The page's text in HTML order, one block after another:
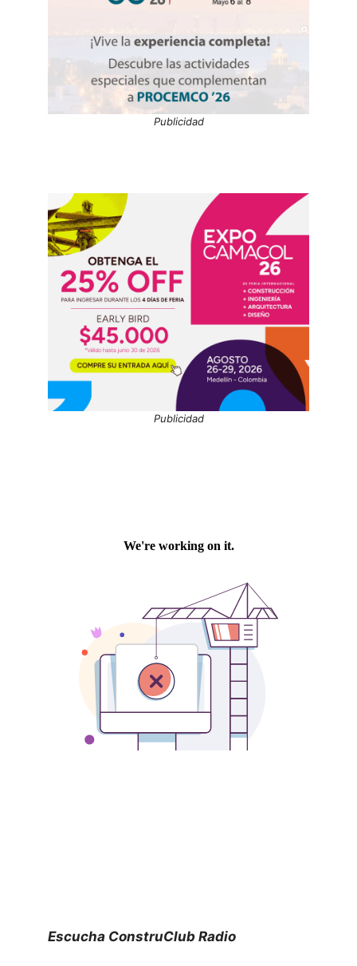
Publicidad
Publicidad
Escucha ConstruClub Radio